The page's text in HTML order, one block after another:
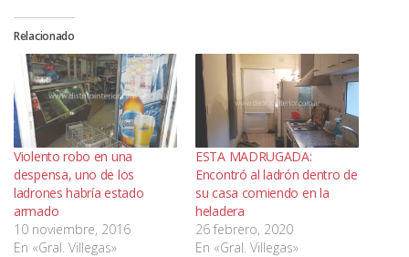
Relacionado
Violento robo en una
despensa, uno de los
ladrones habría estado
armado
10 noviembre, 2016
En «Gral. Villegas»
ESTA MADRUGADA:
Encontró al ladrón dentro de
su casa comiendo en la
heladera
26 febrero, 2020
En «Gral. Villegas»